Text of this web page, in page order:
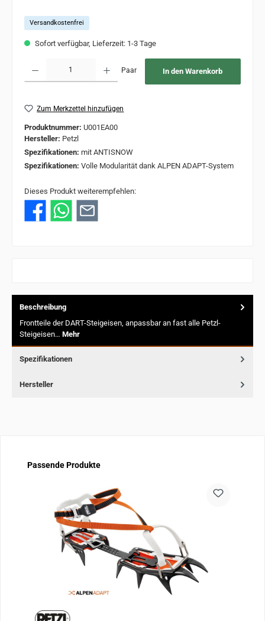
Versandkostenfrei
Sofort verfügbar, Lieferzeit: 1-3 Tage
Paar In den Warenkorb
Zum Merkzettel hinzufügen
Produktnummer: U001EA00
Hersteller: Petzl
Spezifikationen: mit ANTISNOW
Spezifikationen: Volle Modularität dank ALPEN ADAPT-System
Dieses Produkt weiterempfehlen:
Beschreibung
Frontteile der DART-Steigeisen, anpassbar an fast alle Petzl-
Steigeisen… Mehr
Spezifikationen
Hersteller
Produktgalerie überspringen
Passende Produkte